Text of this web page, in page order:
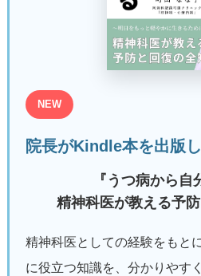
NEW
院長がKindle本を出版し
『うつ病から自
精神科医が教える予
精神科医としての経験をもと
に役立つ知識を、分かりやす